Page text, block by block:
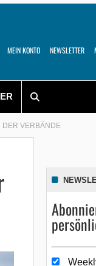
MEIN KONTO NEWSLETTER
DER VERBÄNDE